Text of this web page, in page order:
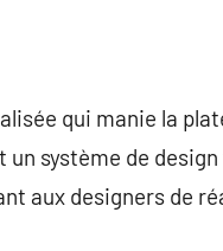
qui manie la
système de
aux designers de